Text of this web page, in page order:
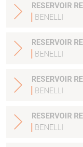
RESERVOIR
BENELLI
RESERVOIR
BENELLI
BENELLI
RESERVOIR
BENELLI